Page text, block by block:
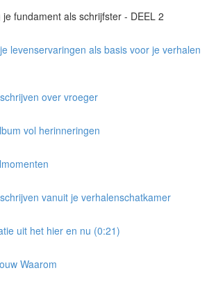
fundament als schrijfster - DEEL 2
levenservaringen als basis voor je verhalen
over vroeger
vol herinneringen
vanuit je verhalenschatkamer
uit het hier en nu (0:21)
Waarom